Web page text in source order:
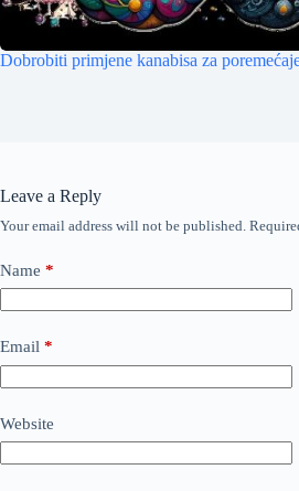
Dobrobiti primjene kanabisa za
Leave a Reply
Your email address will not be published.
Name *
Email *
Website